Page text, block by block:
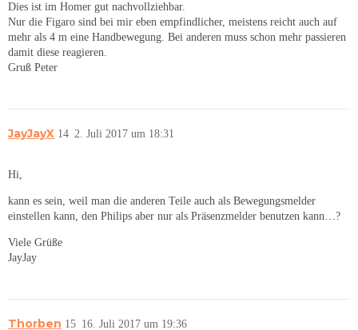
Dies ist im Homer gut nachvollziehbar.
Nur die Figaro sind bei mir eben empfindlicher, meistens reicht auch auf
mehr als 4 m eine Handbewegung. Bei anderen muss schon mehr passieren
damit diese reagieren.
Gruß Peter
JayJayX 2. Juli 2017 um 18:31
14
Hi,
kann es sein, weil man die anderen Teile auch als Bewegungsmelder
einstellen kann, den Philips aber nur als Präsenzmelder benutzen kann…?
Viele Grüße
JayJay
Thorben 16. Juli 2017 um 19:36
15